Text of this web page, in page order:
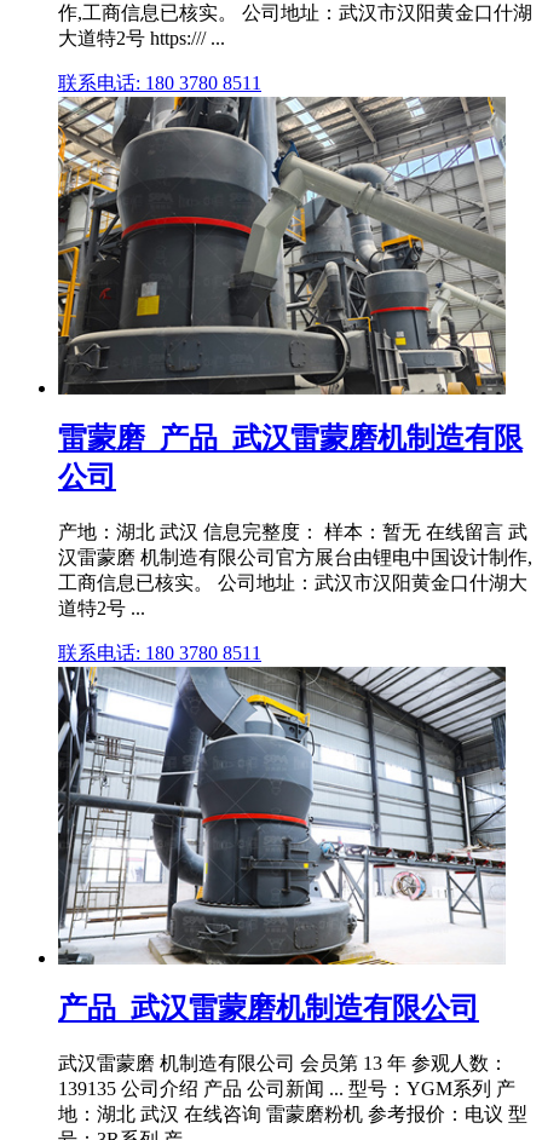
作,工商信息已核实。 公司地址：武汉市汉阳黄金口什湖
大道特2号 https:/// ...
联系电话: 180 3780 8511
雷蒙磨_产品_武汉雷蒙磨机制造有限
公司
产地：湖北 武汉 信息完整度： 样本：暂无 在线留言 武
汉雷蒙磨 机制造有限公司官方展台由锂电中国设计制作,
工商信息已核实。 公司地址：武汉市汉阳黄金口什湖大
道特2号 ...
联系电话: 180 3780 8511
产品_武汉雷蒙磨机制造有限公司
武汉雷蒙磨 机制造有限公司 会员第 13 年 参观人数：
139135 公司介绍 产品 公司新闻 ... 型号：YGM系列 产
地：湖北 武汉 在线咨询 雷蒙磨粉机 参考报价：电议 型